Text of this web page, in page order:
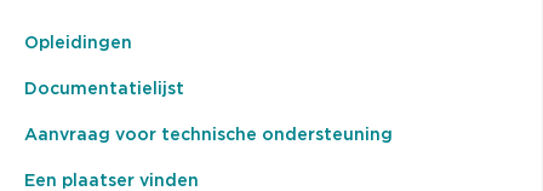
Opleidingen
Documentatielijst
Aanvraag voor technische ondersteuning
Een plaatser vinden